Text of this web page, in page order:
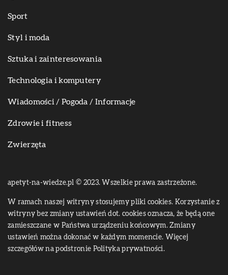
Sport
Styl i moda
Sztuka i zainteresowania
Technologia i komputery
Wiadomości / Pogoda / Informacje
Zdrowie i fitness
Zwierzęta
apetyt-na-wiedze.pl © 2023. Wszelkie prawa zastrzeżone.
W ramach naszej witryny stosujemy pliki cookies. Korzystanie z
witryny bez zmiany ustawień dot. cookies oznacza, że będą one
zamieszczane w Państwa urządzeniu końcowym. Zmiany
ustawień można dokonać w każdym momencie. Więcej
szczegółów na podstronie Polityka prywatności.